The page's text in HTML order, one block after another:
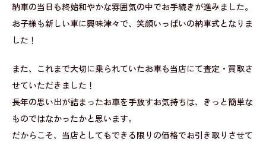
納車の当日も終始和やかな雰囲気の中でお手続きが進みました。
お子様も新しい車に興味津々で、笑顔いっぱいの納車式となりま
した！
また、これまで大切に乗られていたお車も当店にて査定・買取さ
せていただきました！
長年の思い出が詰まったお車を手放すお気持ちは、きっと簡単な
ものではなかったかと思います。
だからこそ、当店としてもできる限りの価格でお引き取りさせて